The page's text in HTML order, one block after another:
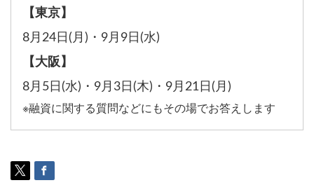
【東京】
8月24日(月) ・ 9月9日(水)
【大阪】
8月5日(水) ・ 9月3日(木) ・ 9月21日(月)
※融資に関する質問などにもその場でお答えします